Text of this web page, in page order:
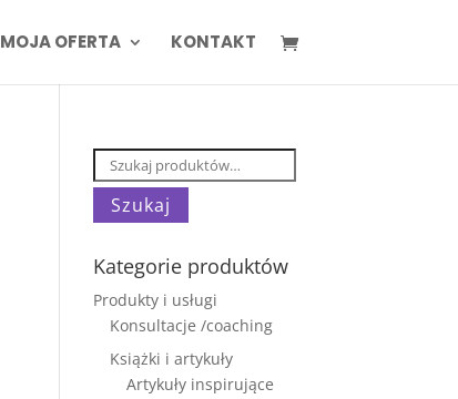
MOJA OFERTA KONTAKT
Szukaj:
Szukaj
Kategorie produktów
Produkty i usługi
Konsultacje /coaching
Książki i artykuły
Artykuły inspirujące